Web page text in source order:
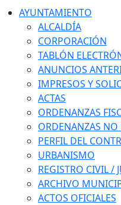
AYUNTAMIENTO
ALCALDÍA
CORPORACIÓN
TABLÓN
ANUNCIOS
IMPRESOS Y
ACTAS
ORDENANZAS
ORDENANZAS NO
PERFIL DEL
URBANISMO
REGISTRO CIVIL /
ARCHIVO
ACTOS OFICIALES